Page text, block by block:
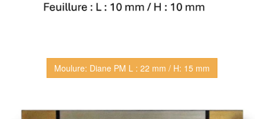
Moulure: Diane PM L : 22 mm / H: 15 mm